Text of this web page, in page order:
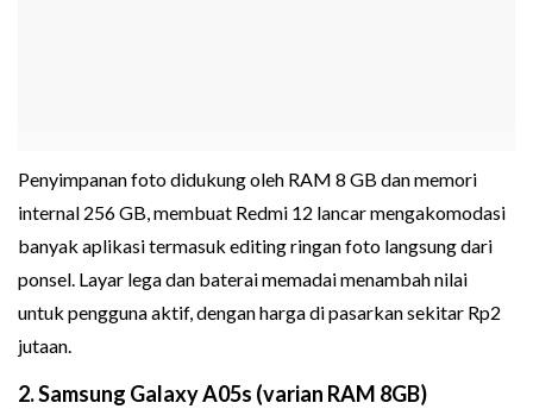
Penyimpanan foto didukung oleh RAM 8 GB dan memori
internal 256 GB, membuat Redmi 12 lancar mengakomodasi
banyak aplikasi termasuk editing ringan foto langsung dari
ponsel. Layar lega dan baterai memadai menambah nilai
untuk pengguna aktif, dengan harga di pasarkan sekitar Rp2
jutaan.
2. Samsung Galaxy A05s (varian RAM 8GB)